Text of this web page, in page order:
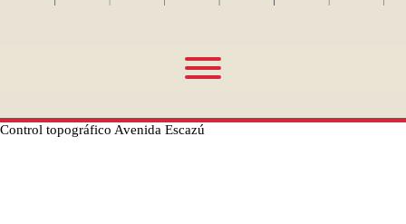
Control topográfico Avenida Escazú